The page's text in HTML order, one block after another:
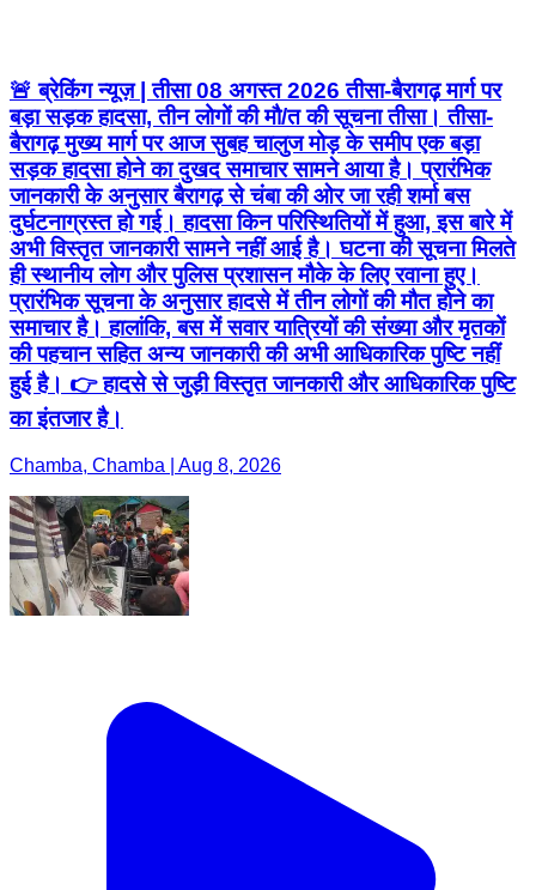
🚨 ब्रेकिंग न्यूज़ | तीसा 08 अगस्त 2026 तीसा-बैरागढ़ मार्ग पर
बड़ा सड़क हादसा, तीन लोगों की मौ/त की सूचना तीसा। तीसा-
बैरागढ़ मुख्य मार्ग पर आज सुबह चालुज मोड़ के समीप एक बड़ा
सड़क हादसा होने का दुखद समाचार सामने आया है। प्रारंभिक
जानकारी के अनुसार बैरागढ़ से चंबा की ओर जा रही शर्मा बस
दुर्घटनाग्रस्त हो गई। हादसा किन परिस्थितियों में हुआ, इस बारे में
अभी विस्तृत जानकारी सामने नहीं आई है। घटना की सूचना मिलते
ही स्थानीय लोग और पुलिस प्रशासन मौके के लिए रवाना हुए।
प्रारंभिक सूचना के अनुसार हादसे में तीन लोगों की मौत होने का
समाचार है। हालांकि, बस में सवार यात्रियों की संख्या और मृतकों
की पहचान सहित अन्य जानकारी की अभी आधिकारिक पुष्टि नहीं
हुई है। 👉 हादसे से जुड़ी विस्तृत जानकारी और आधिकारिक पुष्टि
का इंतजार है।
Chamba, Chamba | Aug 8, 2026